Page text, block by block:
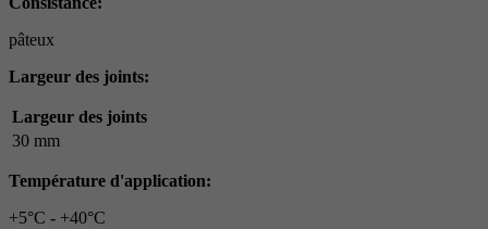
pâteux
Largeur des joints:
Largeur des joints
30 mm
Température d'application:
+5°C - +40°C